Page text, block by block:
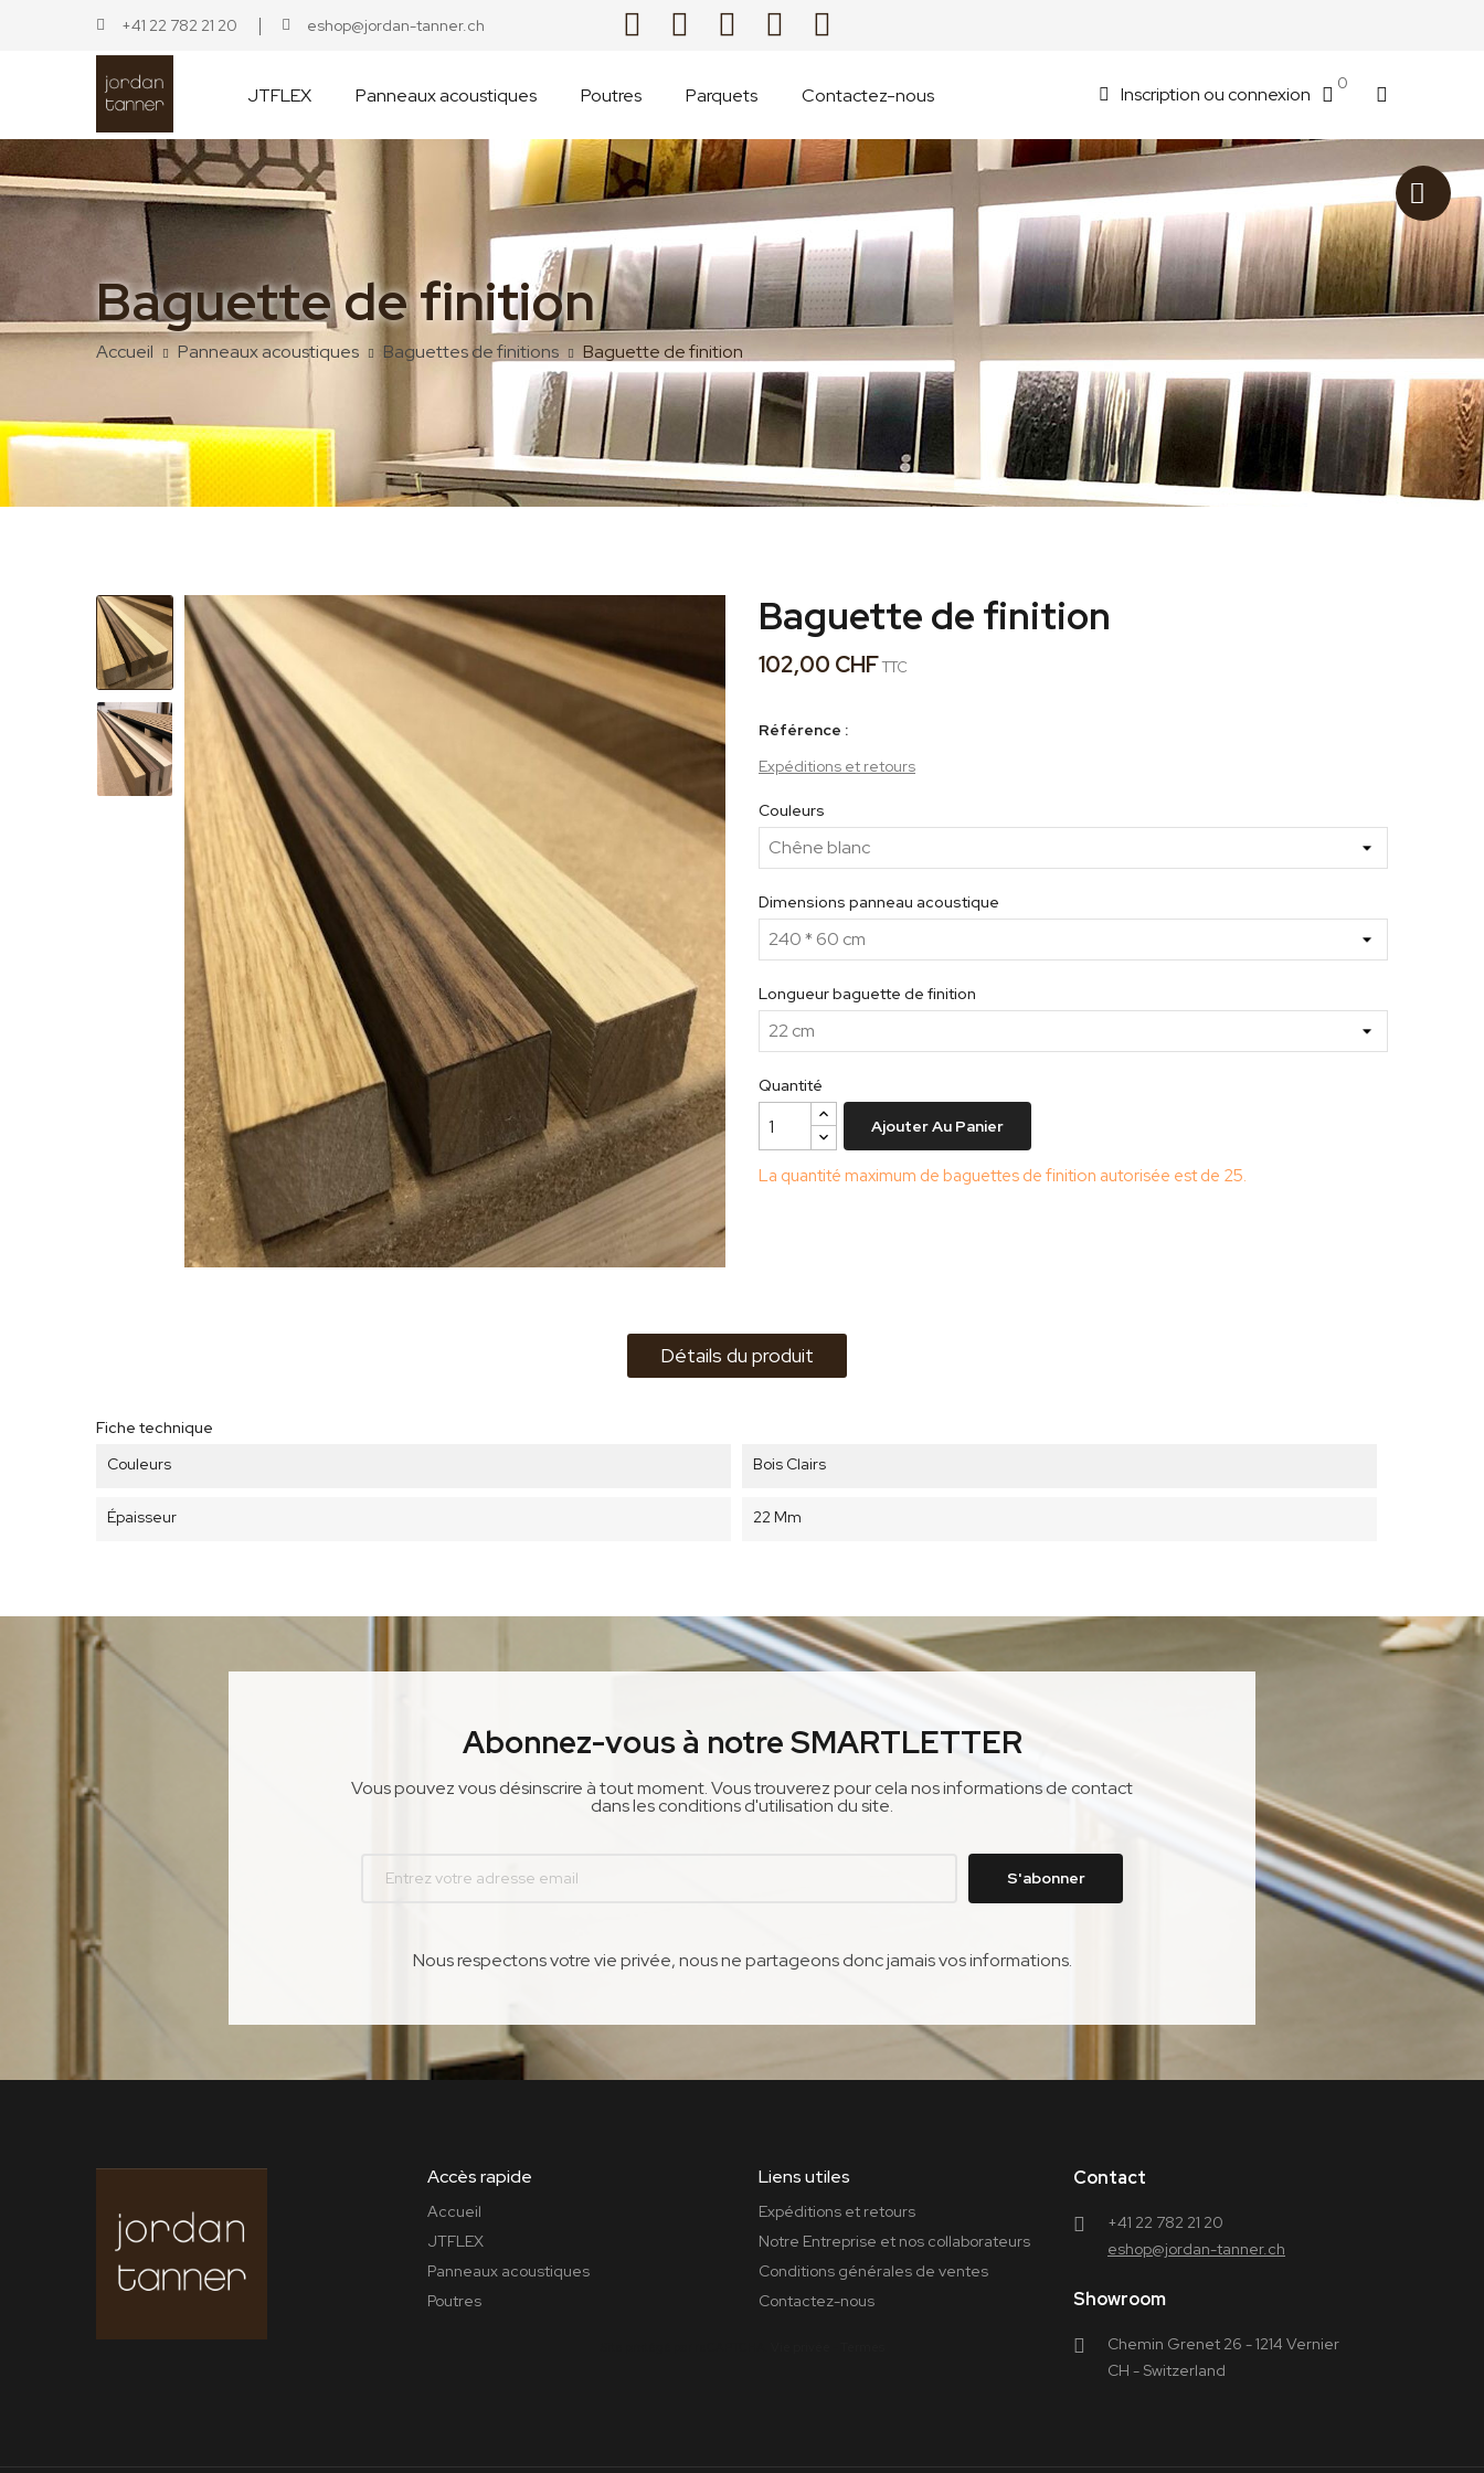
+41 22 782 21 20 eshop@jordan-tanner.ch
0
Inscription ou connexion
JTFLEX Panneaux acoustiques Poutres Parquets Contactez-nous
Baguette de finition
Accueil Panneaux acoustiques Baguettes de finitions Baguette de finition
Baguette de finition
102,00 CHFTTC
Référence :
Expéditions et retours
Couleurs
Dimensions panneau acoustique
Longueur baguette de finition
Quantité
Ajouter Au Panier
La quantité maximum de baguettes de finition autorisée est de 25.
Détails du produit
Fiche technique
Couleurs
Bois Clairs
Épaisseur 22 Mm
Abonnez-vous à notre SMARTLETTER
Vous pouvez vous désinscrire à tout moment. Vous trouverez pour cela nos informations de contact
dans les conditions d'utilisation du site.
Nous respectons votre vie privée, nous ne partageons donc jamais vos informations.
Accès rapide
Accueil
JTFLEX
Panneaux acoustiques
Poutres
Liens utiles
Expéditions et retours
Notre Entreprise et nos collaborateurs
Conditions générales de ventes
Contactez-nous
Contact
+41 22 782 21 20
eshop@jordan-tanner.ch
Showroom
Chemin Grenet 26 - 1214 Vernier
CH - Switzerland